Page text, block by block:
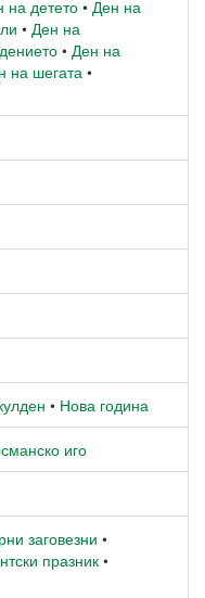
на детето • Ден на
• Ден на
• Ден на
на шегата •
• Нова година
иго
заговезни •
празник •